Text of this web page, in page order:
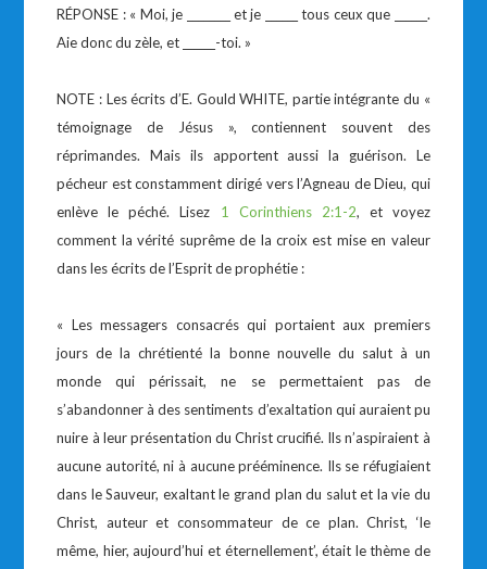
RÉPONSE : « Moi, je ________ et je ______ tous ceux que ______.
Aie donc du zèle, et ______-toi. »
NOTE : Les écrits d’E. Gould WHITE, partie intégrante du «
témoignage de Jésus », contiennent souvent des
réprimandes. Mais ils apportent aussi la guérison. Le
pécheur est constamment dirigé vers l’Agneau de Dieu, qui
enlève le péché. Lisez 1 Corinthiens 2:1-2, et voyez
comment la vérité suprême de la croix est mise en valeur
dans les écrits de l’Esprit de prophétie :
« Les messagers consacrés qui portaient aux premiers
jours de la chrétienté la bonne nouvelle du salut à un
monde qui périssait, ne se permettaient pas de
s’abandonner à des sentiments d’exaltation qui auraient pu
nuire à leur présentation du Christ crucifié. Ils n’aspiraient à
aucune autorité, ni à aucune prééminence. Ils se réfugiaient
dans le Sauveur, exaltant le grand plan du salut et la vie du
Christ, auteur et consommateur de ce plan. Christ, ‘le
même, hier, aujourd’hui et éternellement’, était le thème de